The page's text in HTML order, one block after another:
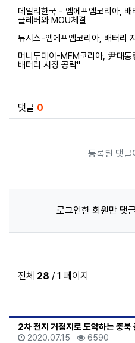
데일리한국 - 엠에프엠코리아,
클레버와 MOU체결
뉴시스-엠에프엠코리아, 배터리
머니투데이-MFM코리아, 尹대통
배터리 시장 공략"
댓글 0
등록된 댓글
로그인한 회원만 댓
전체 28 / 1 페이지
2차 전지 거점지로 도약하는 충북
등록일
2020.07.15 조회
6590